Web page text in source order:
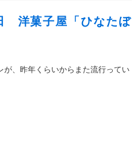
洋菓子屋「ひなたぼ
が、昨年くらいからまた流行ってい